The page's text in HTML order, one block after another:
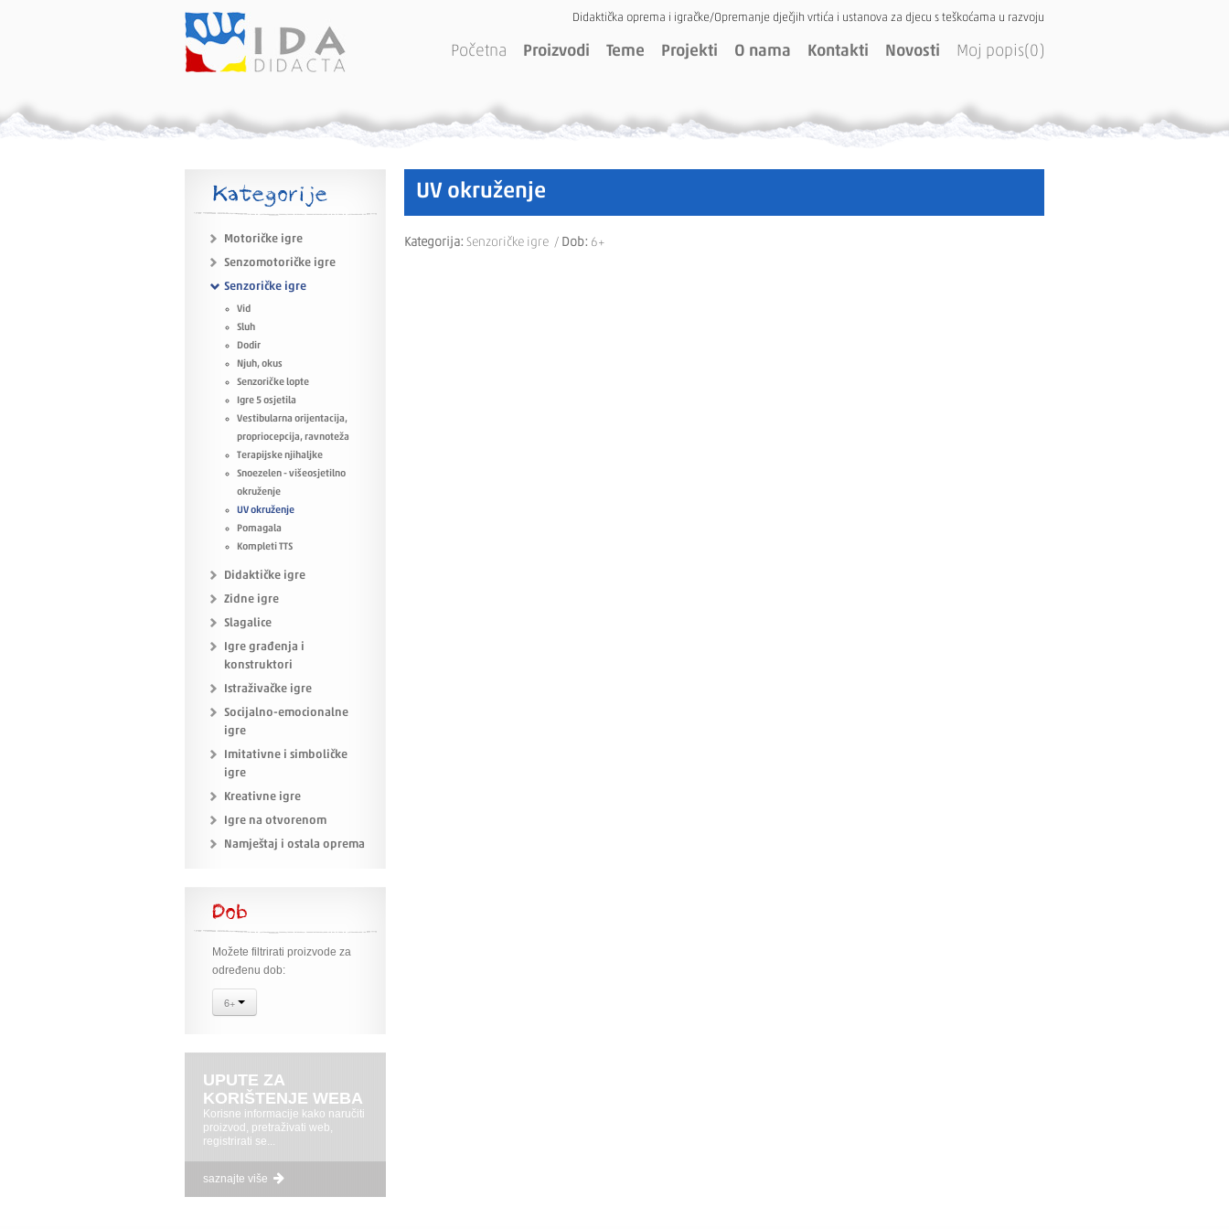
Didaktička oprema i igračke/Opremanje dječjih vrtića i ustanova za djecu s teškoćama u razvoju
Moj popis(0)
Novosti
Kontakti
O nama
Projekti
Teme
Proizvodi
Početna
Kategorije
Motoričke igre
Senzomotoričke igre
Senzoričke igre
Vid
Sluh
Dodir
Njuh, okus
Senzoričke lopte
Igre 5 osjetila
Vestibularna orijentacija,
propriocepcija, ravnoteža
Terapijske njihaljke
Snoezelen - višeosjetilno
okruženje
UV okruženje
Pomagala
Kompleti TTS
Didaktičke igre
Zidne igre
Slagalice
Igre građenja i
konstruktori
Istraživačke igre
Socijalno-emocionalne
igre
Imitativne i simboličke
igre
Kreativne igre
Igre na otvorenom
Namještaj i ostala oprema
Dob
Možete filtrirati proizvode za
određenu dob:
6+
UPUTE ZA
KORIŠTENJE WEBA
Korisne informacije kako naručiti
proizvod, pretraživati web,
registrirati se...
saznajte više
UV okruženje
Kategorija: Senzoričke igre / Dob: 6+